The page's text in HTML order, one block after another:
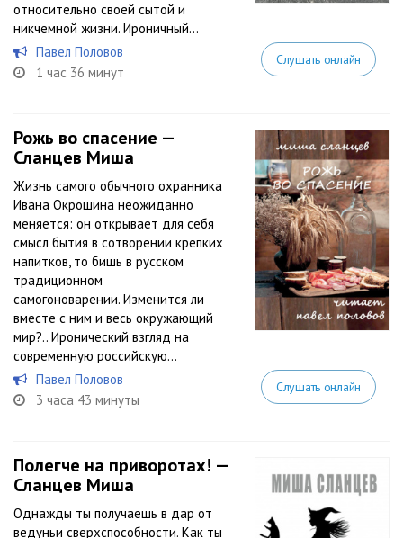
относительно своей сытой и
никчемной жизни. Ироничный...
Павел Половов
1 час 36 минут
Слушать онлайн
Рожь во спасение —
Сланцев Миша
Жизнь самого обычного охранника
Ивана Окрошина неожиданно
меняется: он открывает для себя
смысл бытия в сотворении крепких
напитков, то бишь в русском
традиционном
самогоноварении. Изменится ли
вместе с ним и весь окружающий
мир?.. Иронический взгляд на
современную российскую...
Павел Половов
3 часа 43 минуты
Слушать онлайн
Полегче на приворотах! —
Сланцев Миша
Однажды ты получаешь в дар от
ведуньи сверхспособности. Как ты